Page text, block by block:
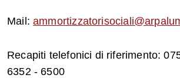
Mail:
Recapiti telefonici di riferimento:
6352 - 6500